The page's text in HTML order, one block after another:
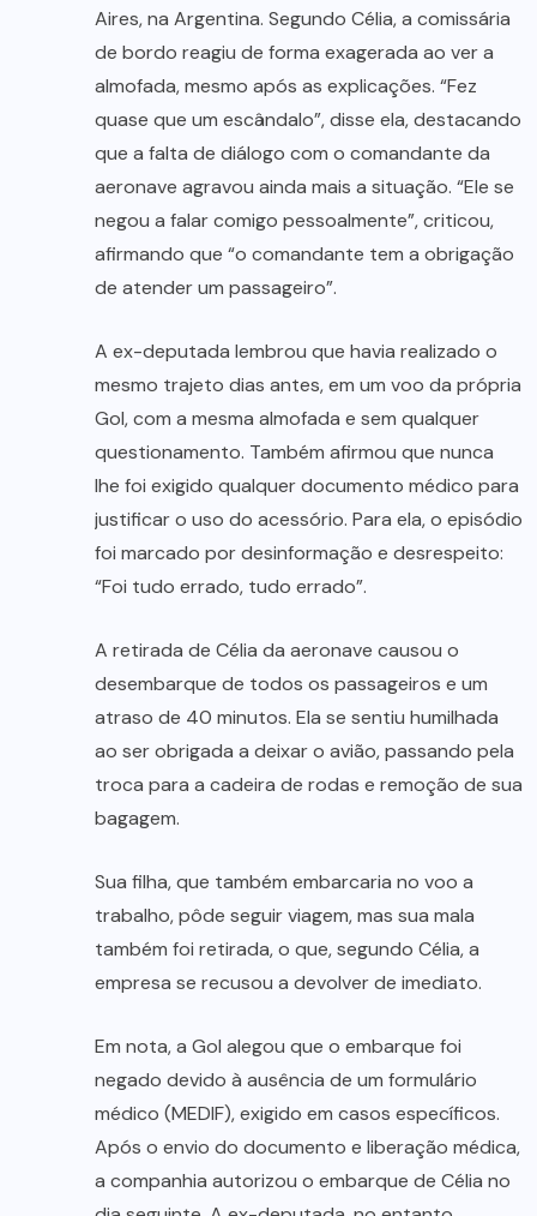
Aires, na Argentina. Segundo Célia, a comissária
de bordo reagiu de forma exagerada ao ver a
almofada, mesmo após as explicações. “Fez
quase que um escândalo”, disse ela, destacando
que a falta de diálogo com o comandante da
aeronave agravou ainda mais a situação. “Ele se
negou a falar comigo pessoalmente”, criticou,
afirmando que “o comandante tem a obrigação
de atender um passageiro”.
A ex-deputada lembrou que havia realizado o
mesmo trajeto dias antes, em um voo da própria
Gol, com a mesma almofada e sem qualquer
questionamento. Também afirmou que nunca
lhe foi exigido qualquer documento médico para
justificar o uso do acessório. Para ela, o episódio
foi marcado por desinformação e desrespeito:
“Foi tudo errado, tudo errado”.
A retirada de Célia da aeronave causou o
desembarque de todos os passageiros e um
atraso de 40 minutos. Ela se sentiu humilhada
ao ser obrigada a deixar o avião, passando pela
troca para a cadeira de rodas e remoção de sua
bagagem.
Sua filha, que também embarcaria no voo a
trabalho, pôde seguir viagem, mas sua mala
também foi retirada, o que, segundo Célia, a
empresa se recusou a devolver de imediato.
Em nota, a Gol alegou que o embarque foi
negado devido à ausência de um formulário
médico (MEDIF), exigido em casos específicos.
Após o envio do documento e liberação médica,
a companhia autorizou o embarque de Célia no